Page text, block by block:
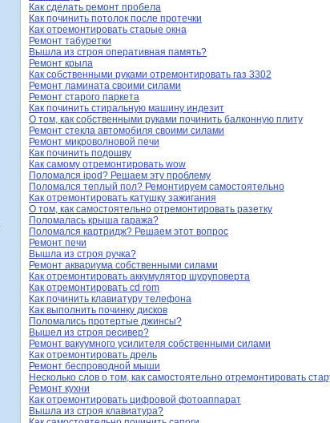
Как сделать ремонт пробела
Как починить потолок после протечки
Как отремонтировать старые окна
Ремонт табуретки
Вышла из строя оперативная память?
Ремонт крыла
Как собственными руками отремонтировать газ 3302
Ремонт ламината своими силами
Ремонт старого паркета
Как починить стиральную машину индезит
О том, как собственными руками починить балконную плиту
Ремонт стекла автомобиля своими силами
Ремонт микроволновой печи
Как починить подошву
Как самому отремонтировать wow
Поломался ipod? Решаем эту проблему
Поломался теплый пол? Ремонтируем самостоятельно
Как отремонтировать катушку зажигания
О том, как самостоятельно отремонтировать разетку
Поломалась крыша гаража?
Поломался картридж? Решаем этот вопрос
Ремонт печи
Вышла из строя ручка?
Ремонт аквариума собственными силами
Как отремонтировать аккумулятор шуруповерта
Как отремонтировать cd rom
Как починить клавиатуру телефона
Как выполнить починку дисков
Поломались протертые джинсы?
Вышел из строя ресивер?
Ремонт вакуумного усилителя собственными силами
Как отремонтировать дрель
Ремонт беспроводной мыши
Несколько слов о том, как самостоятельно отремонтировать
Ремонт кухни
Как отремонтировать цифровой фотоаппарат
Вышла из строя клавиатура?